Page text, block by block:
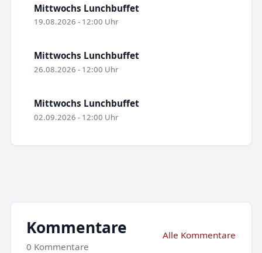
Mittwochs Lunchbuffet
19.08.2026 - 12:00 Uhr
Mittwochs Lunchbuffet
26.08.2026 - 12:00 Uhr
Mittwochs Lunchbuffet
02.09.2026 - 12:00 Uhr
Kommentare
0 Kommentare
Alle Kommentare